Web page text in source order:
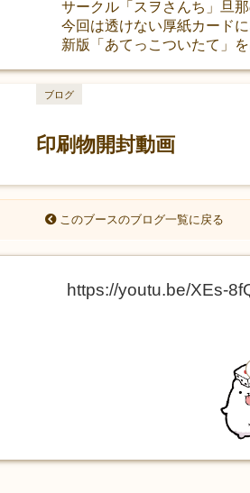
サークル「スヲさんち」旦那
今回は透けない厚紙カード
新版「あてっこついたて」
印刷物開封動画
ブログ
このブースのブログ一覧に戻る
https://youtu.be/XEs-